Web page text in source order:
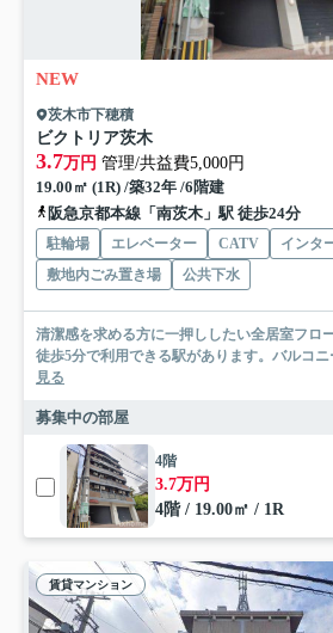
NEW
茨木市下穂積
ビクトリア茨木
3.7万円 管理/共益費5,000円
19.00㎡ (1R) /築32年 /6階建
阪急京都本線「南茨木」駅 徒歩24分
駐輪場 エレベーター CATV
インタ
敷地内ごみ置き場
公共下水
清潔感を求める方に一押ししたい全居室フロ
徒歩5分で利用できる駅があります。バルコ
見る
募集中の部屋
4階
3.7万円
4階 / 19.00㎡ / 1R
賃貸マンション